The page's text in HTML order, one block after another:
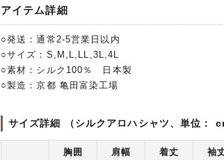
アイテム詳細
○発送：通常2-5営業日以内
○サイズ：S,M,L,LL,3L,4L
○素材：シルク100％ 日本製
○製造：京都 亀田富染工場
サイズ詳細 （シルクアロハシャツ、単位：
胸囲 肩幅 着丈 袖